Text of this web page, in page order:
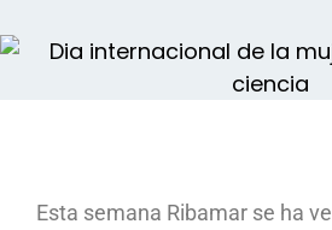
Esta semana Ribamar se ha